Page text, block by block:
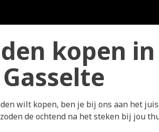
kopen
wilt kopen, ben je bij ons aan het
de ochtend na het steken bij jou